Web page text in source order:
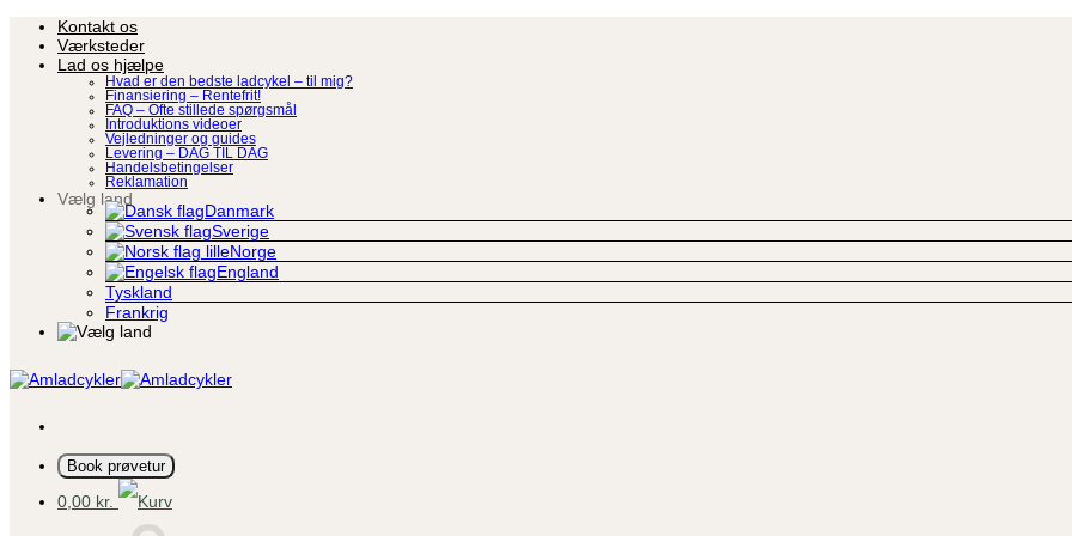
Fortsæt
indhold
Kontakt os
Værksteder
Lad os hjælpe
Hvad er den bedste ladcykel – til mig?
Finansiering – Rentefrit!
FAQ – Ofte stillede spørgsmål
Introduktions videoer
Vejledninger og guides
Levering – DAG TIL DAG
Handelsbetingelser
Reklamation
Vælg land
Danmark
Sverige
Norge
England
Tyskland
Frankrig
Book prøvetur
0,00 kr.